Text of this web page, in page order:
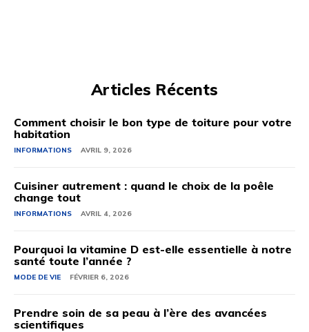
Articles Récents
Comment choisir le bon type de toiture pour votre
habitation
INFORMATIONS AVRIL 9, 2026
Cuisiner autrement : quand le choix de la poêle
change tout
INFORMATIONS AVRIL 4, 2026
Pourquoi la vitamine D est-elle essentielle à notre
santé toute l’année ?
MODE DE VIE FÉVRIER 6, 2026
Prendre soin de sa peau à l’ère des avancées
scientifiques